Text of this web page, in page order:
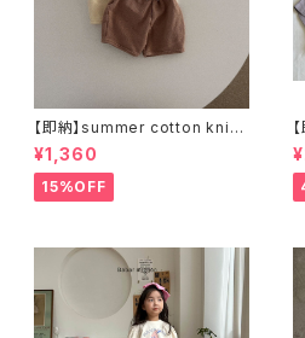
【即納】summer cotton knit
pants ショートパンツ ブルマ
¥1,360
15%OFF